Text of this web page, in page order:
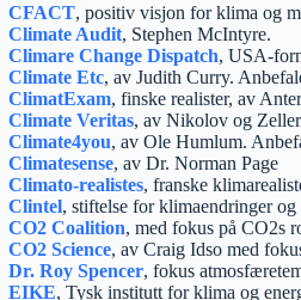
CFACT, positiv visjon for klima og
Climate Audit, Stephen McIntyre.
Climare Change Dispatch, USA-
Climate Etc, av Judith Curry.
ClimatExam, finske realister, av
Climate Veritas, av Nikolov og
Climate4you, av Ole Humlum.
Climatesense, av Dr. Norman Page
Climato-realistes, franske
Clintel, stiftelse for klimaendringer
CO2 Coalition, med fokus på CO2s
CO2 Science, av Craig Idso med
Dr. Roy Spencer, fokus
EIKE, Tysk institutt for klima og